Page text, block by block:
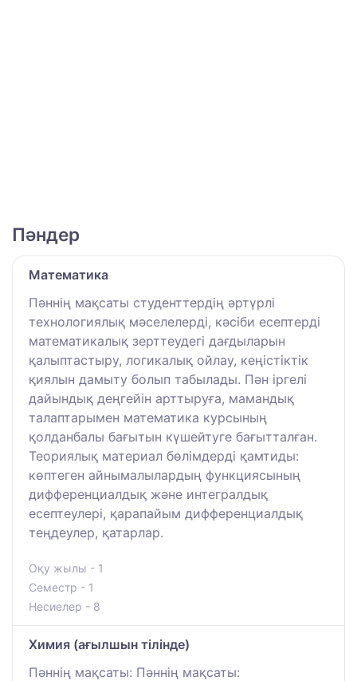
Пәндер
Математика
Пәннің мақсаты студенттердің әртүрлі
технологиялық мәселелерді, кәсіби есептерді
математикалық зерттеудегі дағдыларын
қалыптастыру, логикалық ойлау, кеңістіктік
қиялын дамыту болып табылады. Пән іргелі
дайындық деңгейін арттыруға, мамандық
талаптарымен математика курсының
қолданбалы бағытын күшейтуге бағытталған.
Теориялық материал бөлімдерді қамтиды:
көптеген айнымалылардың функциясының
дифференциалдық және интегралдық
есептеулері, қарапайым дифференциалдық
теңдеулер, қатарлар.
Оқу жылы - 1
Семестр - 1
Несиелер - 8
Химия (ағылшын тілінде)
Пәннің мақсаты: Пәннің мақсаты: